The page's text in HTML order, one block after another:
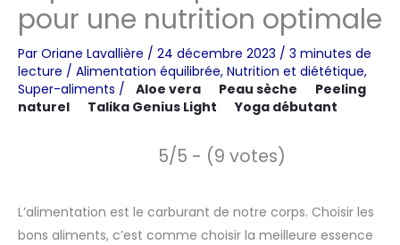
pour une nutrition optimale
Par Oriane Lavallière / 24 décembre 2023 / 3 minutes de
lecture / Alimentation équilibrée, Nutrition et diététique,
Super-aliments / Aloe vera Peau sèche
Peeling
naturel
Talika Genius Light Yoga débutant
5/5 - (9 votes)
L’alimentation est le carburant de notre corps. Choisir les
bons aliments, c’est comme choisir la meilleure essence